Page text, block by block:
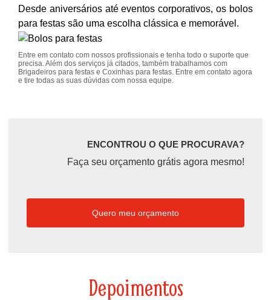
Desde aniversários até eventos corporativos, os bolos
para festas são uma escolha clássica e memorável.
Entre em contato com nossos profissionais e tenha todo o suporte que
precisa. Além dos serviços já citados, também trabalhamos com
Brigadeiros para festas e Coxinhas para festas. Entre em contato agora
e tire todas as suas dúvidas com nossa equipe.
ENCONTROU O QUE PROCURAVA?
Faça seu orçamento grátis agora mesmo!
Quero meu orçamento
Depoimentos